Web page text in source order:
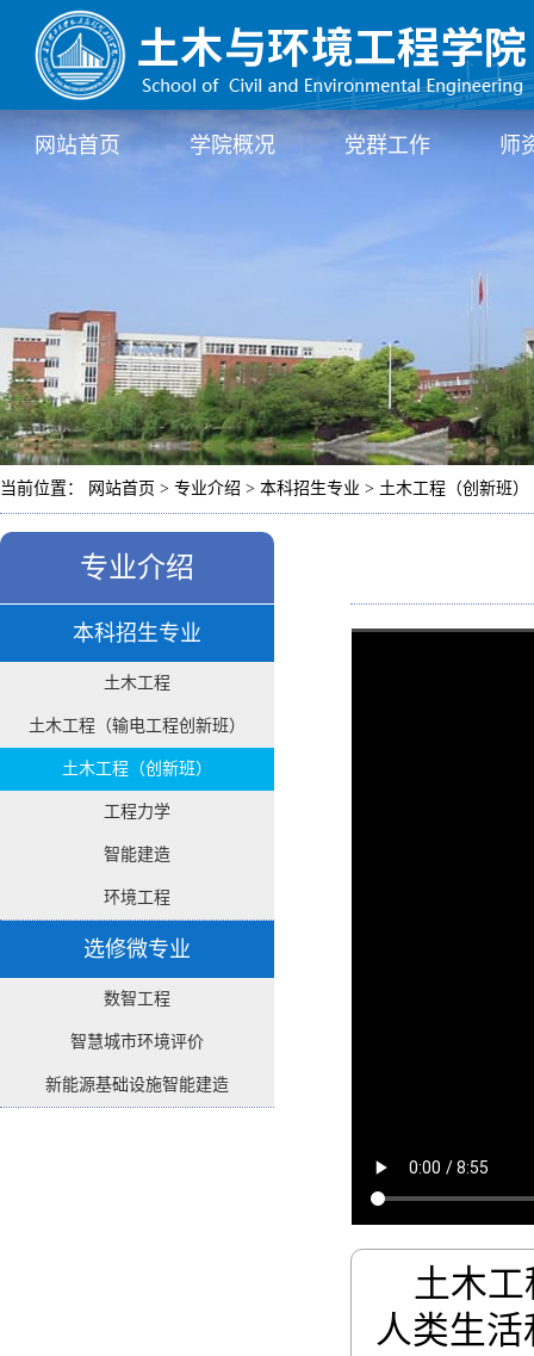
网站首页 学院概况 党群工作 师
当前位置： 网站首页 > 专业介绍 > 本科招生专业 > 土木工程（创新班）
专业介绍
本科招生专业
土木工程
土木工程（输电工程创新班）
土木工程（创新班）
工程力学
智能建造
环境工程
选修微专业
数智工程
智慧城市环境评价
新能源基础设施智能建造
土木
人类生